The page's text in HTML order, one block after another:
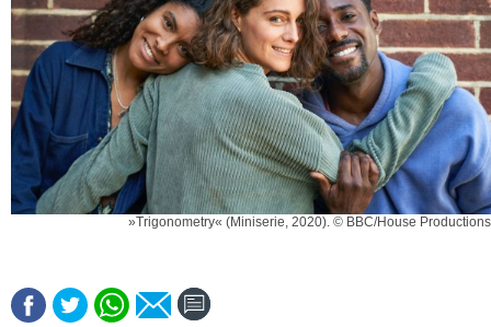
»Trigonometry« (Miniserie, 2020). © BBC/House Productions